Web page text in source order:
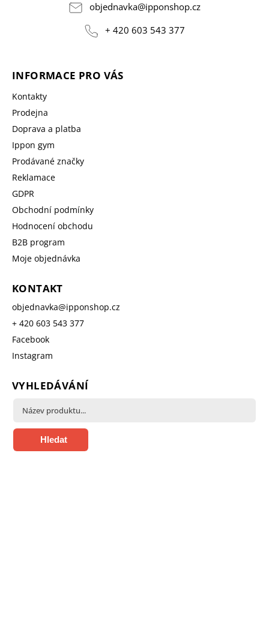
objednavka@ipponshop.cz
+ 420 603 543 377
INFORMACE PRO VÁS
Kontakty
Prodejna
Doprava a platba
Ippon gym
Prodávané značky
Reklamace
GDPR
Obchodní podmínky
Hodnocení obchodu
B2B program
Moje objednávka
KONTAKT
objednavka@ipponshop.cz
+ 420 603 543 377
Facebook
Instagram
VYHLEDÁVÁNÍ
Hledat